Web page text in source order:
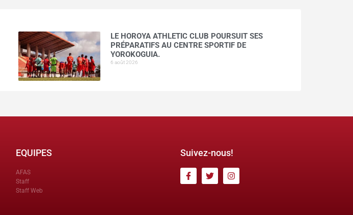
LE HOROYA ATHLETIC CLUB POURSUIT SES
PRÉPARATIFS AU CENTRE SPORTIF DE
YOROKOGUIA.
6 août 2026
EQUIPES
AFAS
Staff
Staff Web
Suivez-nous!